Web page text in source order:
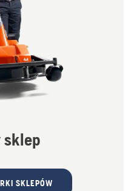
sklep
SKLEPÓW